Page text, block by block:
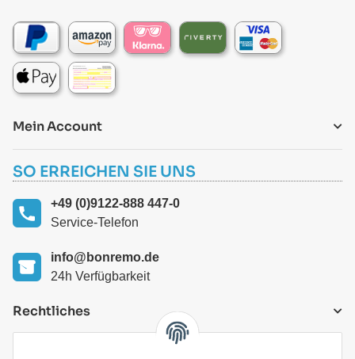
Mein Account
SO ERREICHEN SIE UNS
+49 (0)9122-888 447-0
Service-Telefon
info@bonremo.de
24h Verfügbarkeit
Rechtliches